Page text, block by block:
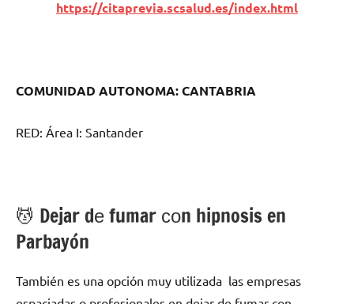
https://citaprevia.scsalud.es/index.html
COMUNIDAD AUTONOMA: CANTABRIA
RED: Área I: Santander
💆 ‍Dejar dе fumar сοn hipnosis en
Parbayón
También es una opción muy utilizada las empresas